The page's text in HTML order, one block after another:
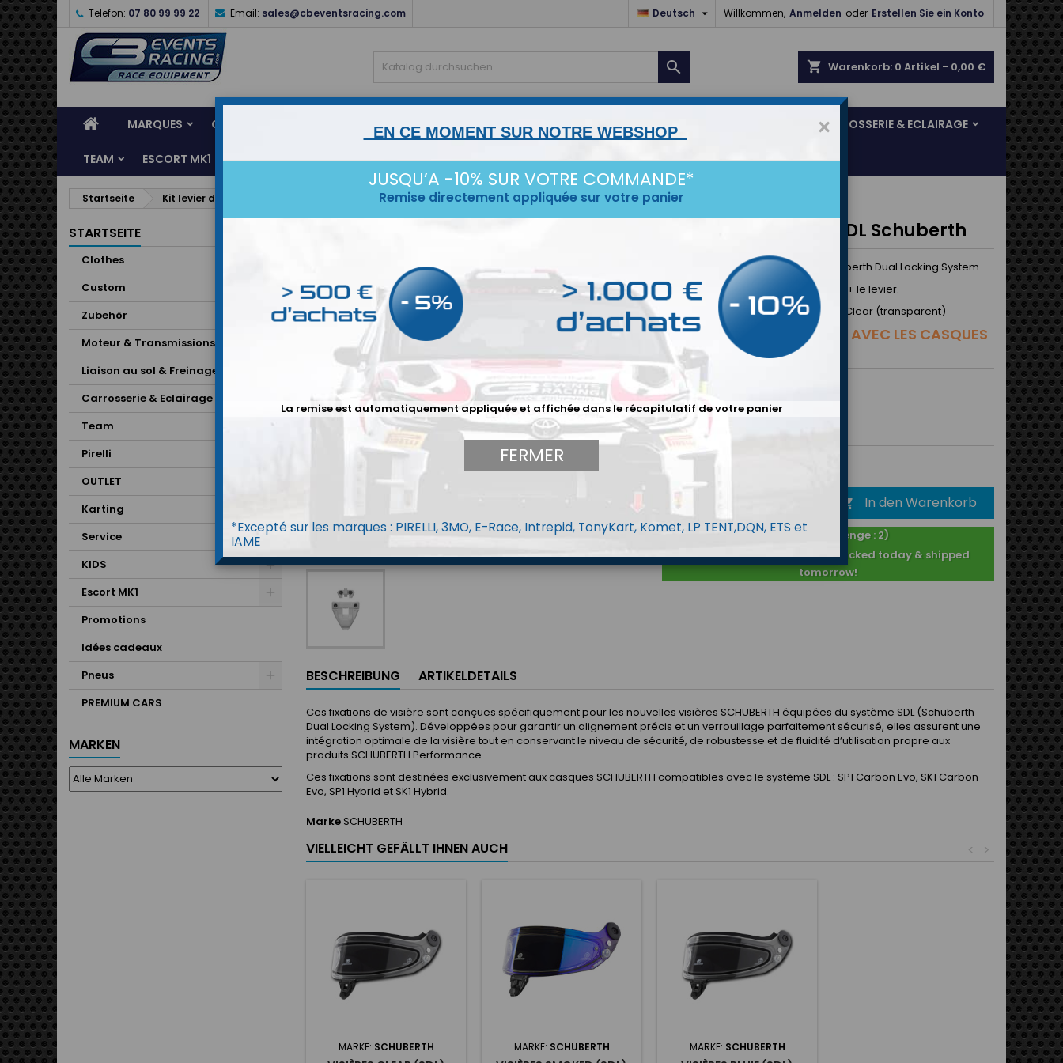
Telefon: 07 80 99 99 22 Email: sales@cbeventsracing.com Willkommen, Anmelden oder Erstellen Sie ein Konto
Deutsch 
shopping_cart Warenkorb: 0 Artikel - 0,00 €

MARQUES CASQUES ZUBEHÖR MOTEUR & TRANSMISSIONS LIAISON AU SOL & FREINAGE CARROSSERIE & ECLAIRAGE
TEAM ESCORT MK1 KARTING SERVICE IDÉES CADEAUX DESTOCKAGE
Startseite Kit levier de visière SDL Schuberth
STARTSEITE
Clothes
Custom
Zubehör
Moteur & Transmissions
Liaison au sol & Freinage
Carrosserie & Eclairage
Team
Pirelli
OUTLET
Karting
Service
KIDS
Escort MK1
Promotions
Idées cadeaux
Pneus
PREMIUM CARS
MARKEN
Kit levier de visière SDL Schuberth
Kits de fixation de visière SDL – Schuberth Dual Locking System
Le kit comprend la came de fixation + le levier.
Disponible dans divers coloris dont Clear (transparent)
COMPATIBLE UNIQUEMENT AVEC LES CASQUES
MUNIS DU SYSTÈME SDL
Farbe
Weiß Schwarz
Blau Rot
48,00 €
 In den Warenkorb
Auf Lager ! (Menge : 2)
Purchased after 2PM : packed today & shipped
tomorrow!
BESCHREIBUNG ARTIKELDETAILS
Ces fixations de visière sont conçues spécifiquement pour les nouvelles visières SCHUBERTH équipées du système SDL (Schuberth
Dual Locking System). Développées pour garantir un alignement précis et un verrouillage parfaitement sécurisé, elles assurent une
intégration optimale de la visière tout en conservant le niveau de sécurité, de robustesse et de fluidité d’utilisation propre aux
produits SCHUBERTH Performance.
Ces fixations sont destinées exclusivement aux casques SCHUBERTH compatibles avec le système SDL : SP1 Carbon Evo, SK1 Carbon
Evo, SP1 Hybrid et SK1 Hybrid.
Marke SCHUBERTH
VIELLEICHT GEFÄLLT IHNEN AUCH >
<
MARKE: SCHUBERTH MARKE: SCHUBERTH MARKE: SCHUBERTH
×
EN CE MOMENT SUR NOTRE WEBSHOP
JUSQU’A -10% SUR VOTRE COMMANDE*
Remise directement appliquée sur votre panier
La remise est automatiquement appliquée et affichée dans le récapitulatif de votre panier
FERMER
*Excepté sur les marques : PIRELLI, 3MO, E-Race, Intrepid, TonyKart, Komet, LP TENT,DQN, ETS et
IAME